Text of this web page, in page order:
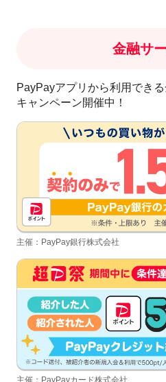
金融サ
PayPayアプリから利用でき
キャンペーン開催中！
主催：PayPay銀行株式会社
主催：PayPayカード株式会社